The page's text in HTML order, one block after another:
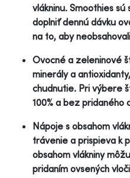
vlákninu. Smoothies sú
doplniť dennú dávku
na to, aby
Ovocné a zeleninové
minerály a
chudnutie. Pri výbere
100% a bez pridaného
Nápoje s obsahom
trávenie a prispieva k
obsahom vlákniny
pridaním ovsených